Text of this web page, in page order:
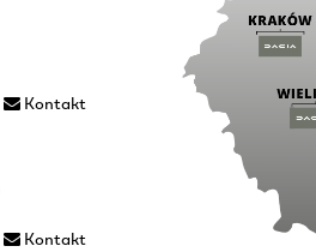
Kontakt
Kontakt